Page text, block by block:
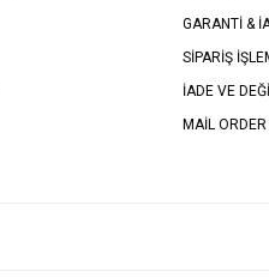
GARANTİ &
SİPARİŞ
İADE VE
MAİL